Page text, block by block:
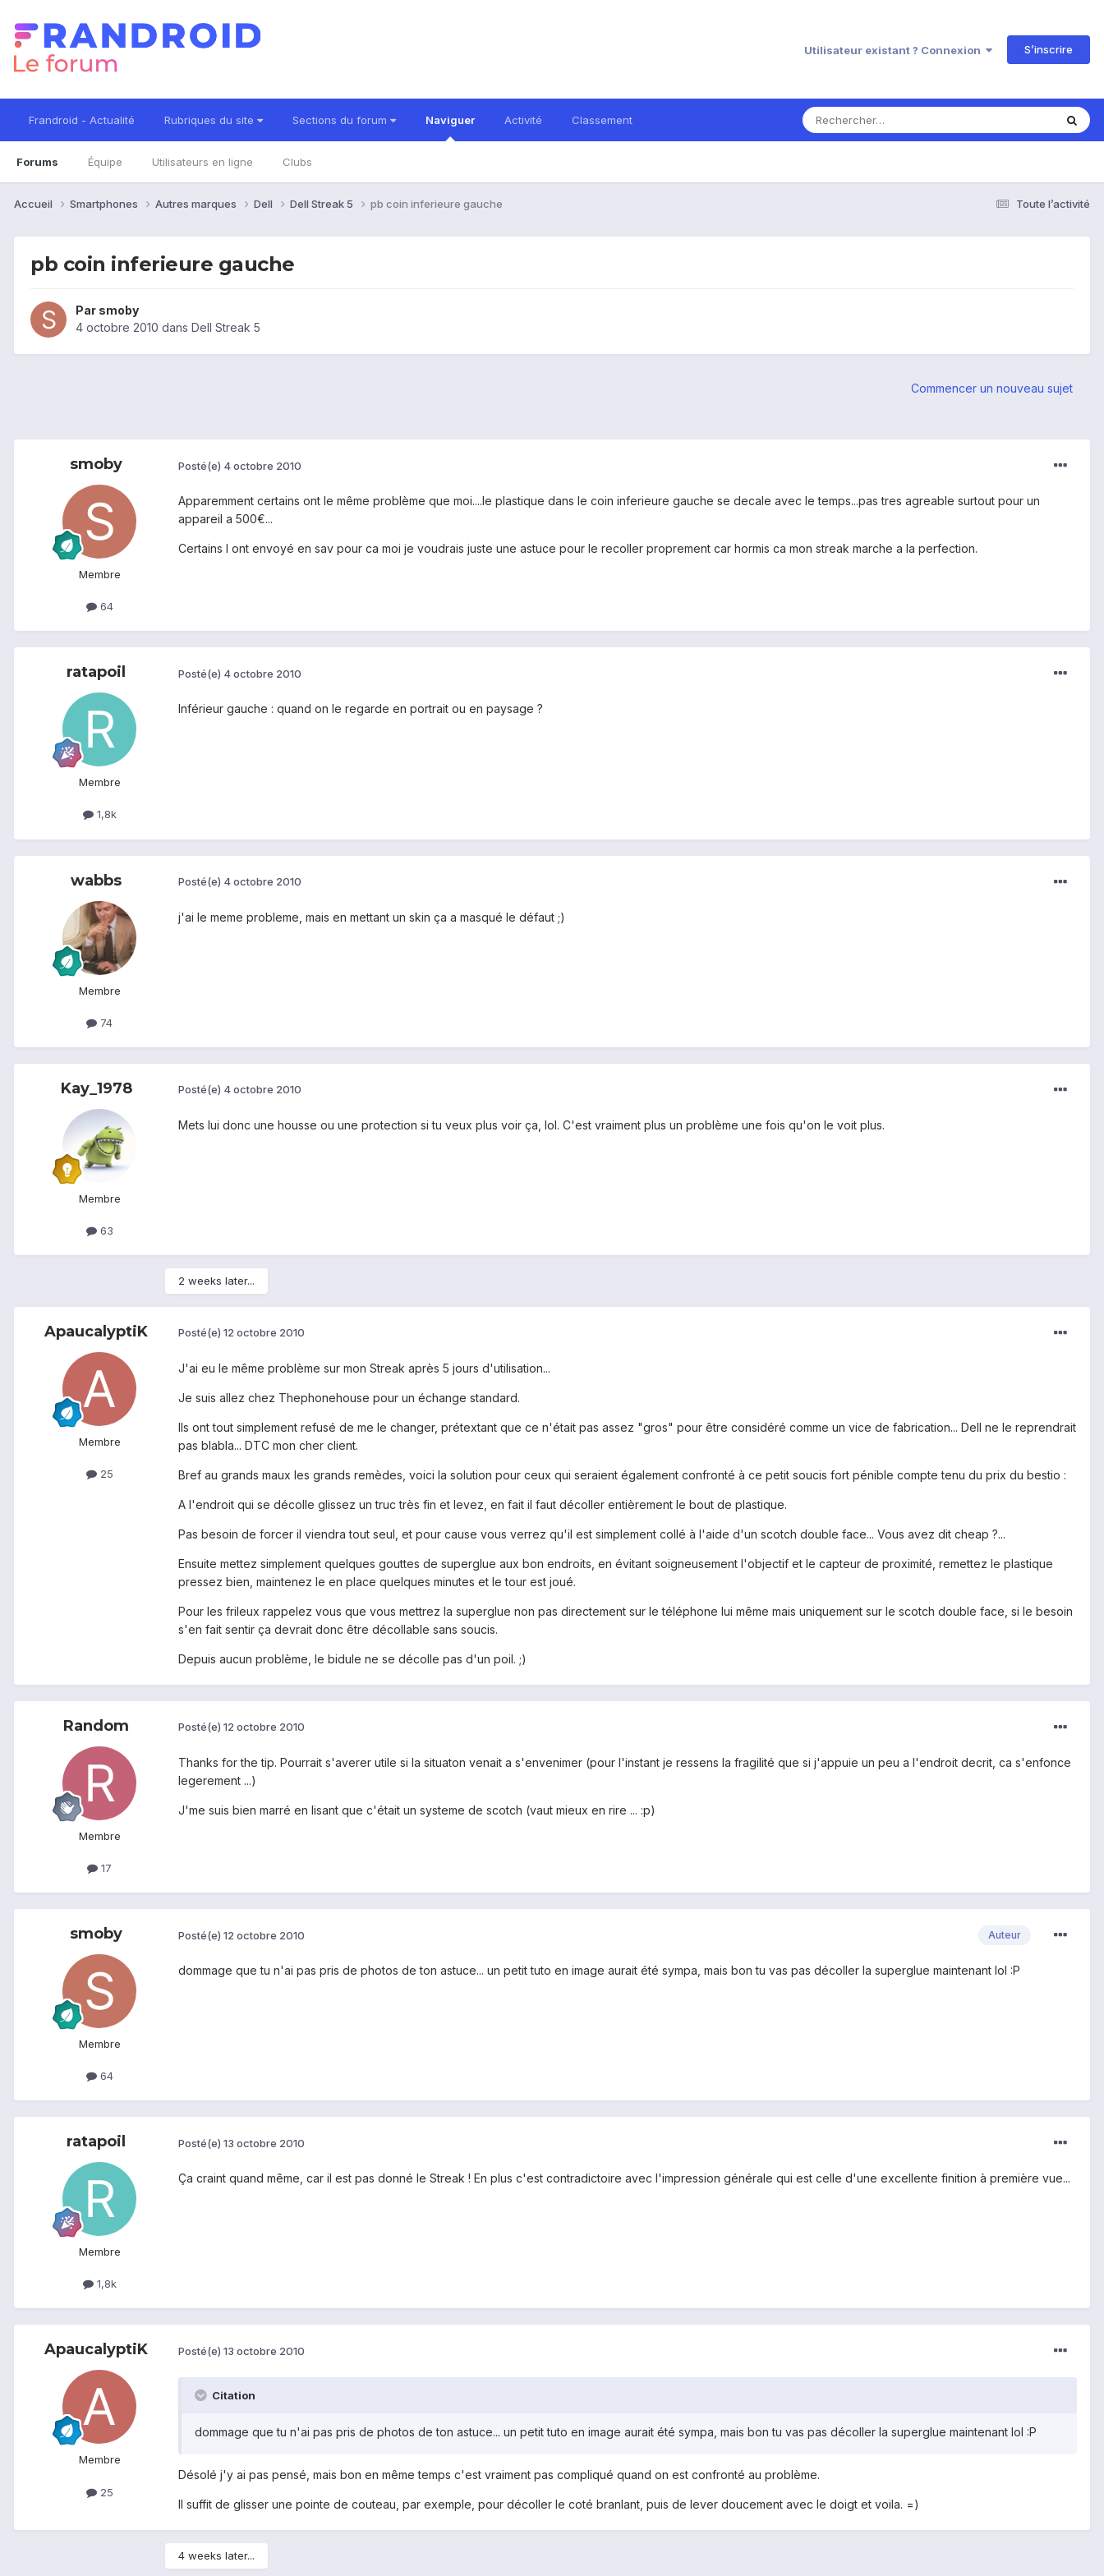
Utilisateur existant ? Connexion S’inscrire
Frandroid - Actualité Rubriques du site Sections du forum Naviguer
Forums Équipe Utilisateurs en ligne Clubs
Activité Classement
Toute l’activité
Accueil Smartphones Autres marques Dell Dell Streak 5 pb coin inferieure gauche
pb coin inferieure gauche
Par smoby
4 octobre 2010 dans Dell Streak 5
Commencer un nouveau sujet
smoby
Membre
64
Posté(e) 4 octobre 2010
Apparemment certains ont le même problème que moi....le plastique dans le coin inferieure gauche se decale avec le temps...pas tres agreable surtout pour un
appareil a 500€...
Certains l ont envoyé en sav pour ca moi je voudrais juste une astuce pour le recoller proprement car hormis ca mon streak marche a la perfection.
ratapoil
Membre
1,8k
Posté(e) 4 octobre 2010
Inférieur gauche : quand on le regarde en portrait ou en paysage ?
wabbs
Membre
74
Posté(e) 4 octobre 2010
j'ai le meme probleme, mais en mettant un skin ça a masqué le défaut ;)
Kay_1978
Membre
63
Posté(e) 4 octobre 2010
Mets lui donc une housse ou une protection si tu veux plus voir ça, lol. C'est vraiment plus un problème une fois qu'on le voit plus.
2 weeks later...
ApaucalyptiK
Membre
25
Posté(e) 12 octobre 2010
J'ai eu le même problème sur mon Streak après 5 jours d'utilisation...
Je suis allez chez Thephonehouse pour un échange standard.
Ils ont tout simplement refusé de me le changer, prétextant que ce n'était pas assez "gros" pour être considéré comme un vice de fabrication... Dell ne le reprendrait
pas blabla... DTC mon cher client.
Bref au grands maux les grands remèdes, voici la solution pour ceux qui seraient également confronté à ce petit soucis fort pénible compte tenu du prix du bestio :
A l'endroit qui se décolle glissez un truc très fin et levez, en fait il faut décoller entièrement le bout de plastique.
Pas besoin de forcer il viendra tout seul, et pour cause vous verrez qu'il est simplement collé à l'aide d'un scotch double face... Vous avez dit cheap ?...
Ensuite mettez simplement quelques gouttes de superglue aux bon endroits, en évitant soigneusement l'objectif et le capteur de proximité, remettez le plastique
pressez bien, maintenez le en place quelques minutes et le tour est joué.
Pour les frileux rappelez vous que vous mettrez la superglue non pas directement sur le téléphone lui même mais uniquement sur le scotch double face, si le besoin
s'en fait sentir ça devrait donc être décollable sans soucis.
Depuis aucun problème, le bidule ne se décolle pas d'un poil. ;)
Random
Membre
17
Posté(e) 12 octobre 2010
Thanks for the tip. Pourrait s'averer utile si la situaton venait a s'envenimer (pour l'instant je ressens la fragilité que si j'appuie un peu a l'endroit decrit, ca s'enfonce
legerement ...)
J'me suis bien marré en lisant que c'était un systeme de scotch (vaut mieux en rire ... :p)
smoby
Membre
64
Auteur
Posté(e) 12 octobre 2010
dommage que tu n'ai pas pris de photos de ton astuce... un petit tuto en image aurait été sympa, mais bon tu vas pas décoller la superglue maintenant lol :P
ratapoil
Membre
1,8k
Posté(e) 13 octobre 2010
Ça craint quand même, car il est pas donné le Streak ! En plus c'est contradictoire avec l'impression générale qui est celle d'une excellente finition à première vue...
ApaucalyptiK
Membre
25
Posté(e) 13 octobre 2010
Citation
dommage que tu n'ai pas pris de photos de ton astuce... un petit tuto en image aurait été sympa, mais bon tu vas pas décoller la superglue maintenant lol :P
Désolé j'y ai pas pensé, mais bon en même temps c'est vraiment pas compliqué quand on est confronté au problème.
Il suffit de glisser une pointe de couteau, par exemple, pour décoller le coté branlant, puis de lever doucement avec le doigt et voila. =)
4 weeks later...